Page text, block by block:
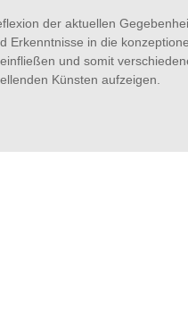
der aktuellen
in die
und somit
Künsten aufzeigen.